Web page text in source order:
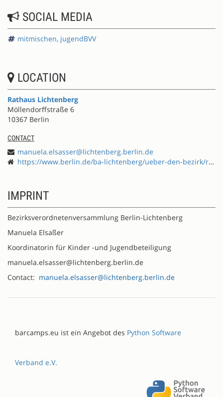
SOCIAL MEDIA
mitmischen, jugendBVV
LOCATION
Rathaus Lichtenberg
Möllendorffstraße 6
10367 Berlin
CONTACT
manuela.elsasser@lichtenberg.berlin.de
https://www.berlin.de/ba-lichtenberg/ueber-den-bezirk/rathaus/artikel.533085.php
IMPRINT
Bezirksverordnetenversammlung Berlin-Lichtenberg
Manuela Elsaßer
Koordinatorin für Kinder -und Jugendbeteiligung
manuela.elsasser@lichtenberg.berlin.de
Contact: manuela.elsasser@lichtenberg.berlin.de
barcamps.eu ist ein Angebot des Python Software
Verband e.V.